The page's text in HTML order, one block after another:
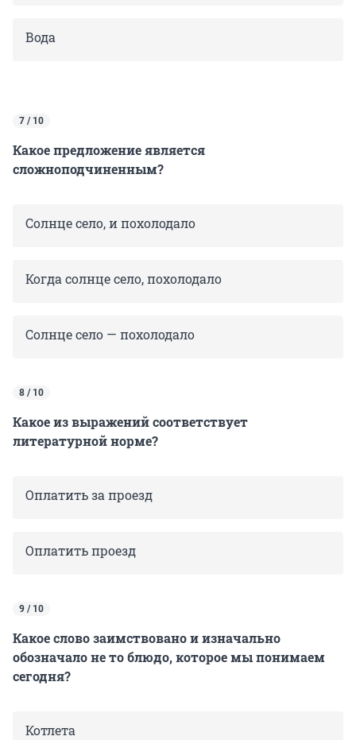
Вода
7 / 10
Какое предложение является
сложноподчиненным?
Солнце село, и похолодало
Когда солнце село, похолодало
Солнце село — похолодало
8 / 10
Какое из выражений соответствует
литературной норме?
Оплатить за проезд
Оплатить проезд
9 / 10
Какое слово заимствовано и изначально
обозначало не то блюдо, которое мы понимаем
сегодня?
Котлета